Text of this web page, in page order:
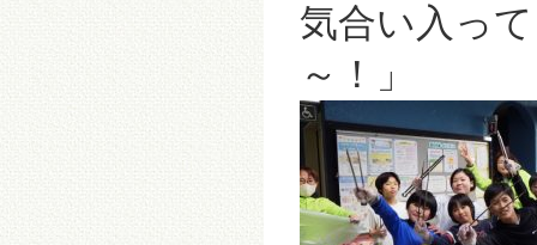
気合い入っ
～！」